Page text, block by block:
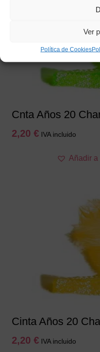
Ver
Política de Cookies
Cnta Años 20
2,20 € IVA incluido
Añadir a
Cinta Años 20
2,20 € IVA incluido